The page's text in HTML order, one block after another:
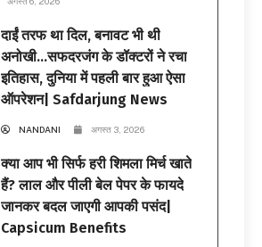
दाईं तरफ था दिल, बनावट भी थी
अनोखी…सफदरजंग के डॉक्टरों ने रचा
इतिहास, दुनिया में पहली बार हुआ ऐसा
ऑपरेशन| Safdarjung News
NANDANI अगस्त 3, 2026
क्या आप भी सिर्फ हरी शिमला मिर्च खाते
हैं? लाल और पीली बेल पेपर के फायदे
जानकर बदल जाएगी आपकी पसंद|
Capsicum Benefits